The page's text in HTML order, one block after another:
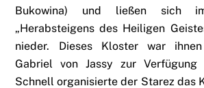
Bukowina) und ließen sich
„Herabsteigens des Heiligen
nieder. Dieses Kloster war
Gabriel von Jassy zur Verfügung
Schnell organisierte der Starez das